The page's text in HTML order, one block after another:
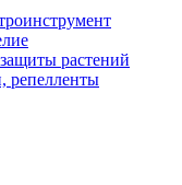
растений
репелленты